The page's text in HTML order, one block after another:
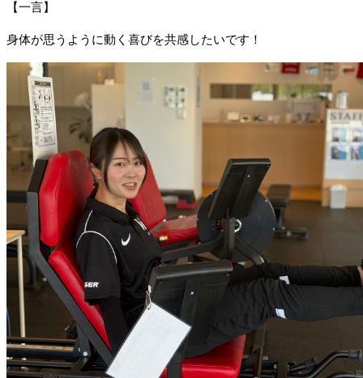
【一言】
身体が思うように動く喜びを共感したいです！